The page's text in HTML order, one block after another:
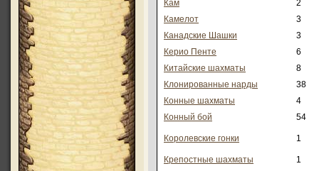
Кам
2
Камелот
3
Канадские Шашки
3
Керио Пенте
6
Китайские шахматы
8
Клонированные нарды
38
Конные шахматы
4
Конный бой
54
Королевские гонки 1
Крепостные шахматы
1